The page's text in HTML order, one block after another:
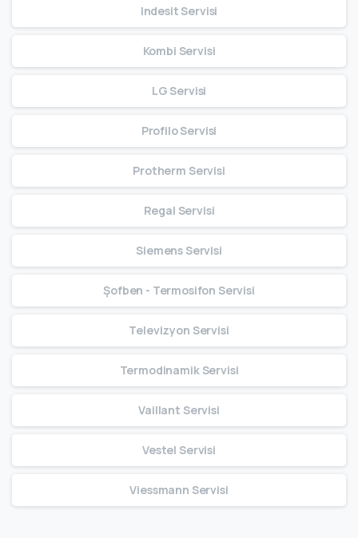
Indesit Servisi
Kombi Servisi
LG Servisi
Profilo Servisi
Protherm Servisi
Regal Servisi
Siemens Servisi
Şofben - Termosifon Servisi
Televizyon Servisi
Termodinamik Servisi
Vaillant Servisi
Vestel Servisi
Viessmann Servisi